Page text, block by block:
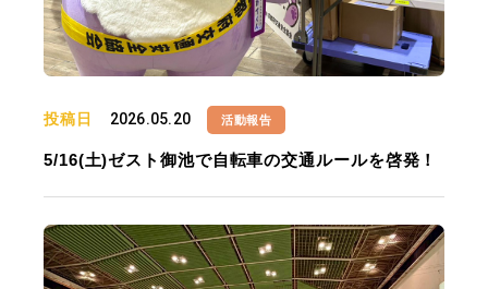
投稿日 2026.05.20 活動報告
5/16(土)ゼスト御池で自転車の交通ルールを啓発！